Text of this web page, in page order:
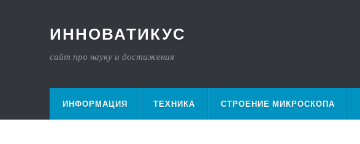
ИННОВАТИКУС
сайт про науку и достижения
ИНФОРМАЦИЯ ТЕХНИКА СТРОЕНИЕ МИКРОСКОПА